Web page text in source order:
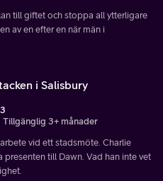
till giftet och stoppa all ytterligare
av en efter en när män i
i Salisbury
Tillgänglig 3+ månader
vid ett stadsmöte. Charlie
till Dawn. Vad han inte vet